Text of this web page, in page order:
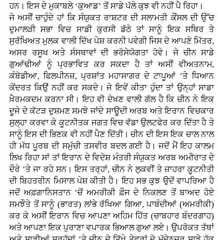
ਹਨ। ਇਸ ਦੇ ਮੁਕਾਬਲੇ ‘ਕੁਆਡ’ ਤੋਂ ਸਾਡੇ ਪੱਲੇ ਕੁਝ ਵੀ ਨਹੀਂ ਪੈ ਰਿਹਾ।
ਜੇ ਅਸੀਂ ਚਾਹੁੰਦੇ ਹਾਂ ਕਿ ਸੰਯੁਕਤ ਰਾਸ਼ਟਰ ਦੀ ਸਲਾਮਤੀ ਕੌਂਸਲ ਦੀ ਉੱਚ
ਦੁਮਾਲੜੀ ਸਭਾ ਵਿਚ ਸਾਡੀ ਕੁਰਸੀ ਡੱਠੇ ਤਾਂ ਸਾਨੂੰ ਇਕ ਸਥਿਰ ਤੇ
ਸੁਰੱਖਿਅਤ ਮੁਲਕ ਵਾਲੀ ਦਿੱਖ ਪੇਸ਼ ਕਰਨੀ ਪਵੇਗੀ ਜਿਸ ਦੇ ਆਪਣੇ ਮਿੱਤਰ,
ਅਸਰ ਰਸੂਖ ਅਤੇ ਸੰਸਥਾਵਾਂ ਦੀ ਭਰੋਸੇਯੋਗਤਾ ਹੋਵੇ। ਜੇ ਚੀਨ ਸਾਡੇ
ਗੁਆਂਢੀਆਂ ਨੂੰ ਪ੍ਰਭਾਵਿਤ ਕਰ ਸਕਦਾ ਹੈ ਤਾਂ ਅਸੀਂ ਵੀਅਤਨਾਮ,
ਕੰਬੋਡੀਆ, ਫਿਲਪੀਨਜ਼, ਪ੍ਰਸ਼ਾਂਤ ਮਹਾਸਾਗਰ ਦੇ ਟਾਪੂਆਂ ’ਤੇ ਧਿਆਨ
ਕੇਂਦਰਤ ਕਿਉਂ ਨਹੀਂ ਕਰ ਸਕਦੇ। ਜੇ ਇਵੇਂ ਕੀਤਾ ਹੁੰਦਾ ਤਾਂ ਉਨ੍ਹਾਂ ਸਾਡਾ
ਖ਼ੈਰਮਕਦਮ ਕਰਨਾ ਸੀ। ਇਹ ਵੀ ਦੇਖਣ ਵਾਲੀ ਗੱਲ ਹੈ ਕਿ ਚੀਨ ਨੇ ਇਕ
ਦੂਜੇ ਦੇ ਕੱਟੜ ਦੁਸ਼ਮਣ ਸਮਝੇ ਜਾਂਦੇ ਸਾਊਦੀ ਅਰਬ ਅਤੇ ਇਰਾਨ ਵਿਚਕਾਰ
ਸੁਲ੍ਹਾ ਕਰਵਾ ਕੇ ਕੂਟਨੀਤਕ ਜਗਤ ਵਿਚ ਵੱਡਾ ਉਲਟਫੇਰ ਕਰ ਦਿੱਤਾ ਹੈ ਤੇ
ਸਾਨੂੰ ਇਸ ਦੀ ਭਿਣਕ ਵੀ ਨਹੀਂ ਪੈਣ ਦਿੱਤੀ। ਚੀਨ ਦੀ ਇਸ ਇਕ ਚਾਲ ਨਾਲ
ਹੀ ਮੱਧ ਪੂਰਬ ਦੀ ਸਮੁੱਚੀ ਤਸਵੀਰ ਬਦਲ ਗਈ ਹੈ। ਜਦੋਂ ਮੈਂ ਇਹ ਕਾਲਮ
ਲਿਖ ਰਿਹਾ ਸਾਂ ਤਾਂ ਇਰਾਨ ਦੇ ਵਿਦੇਸ਼ ਮੰਤਰੀ ਸੰਯੁਕਤ ਅਰਬ ਅਮੀਰਾਤ ਦੇ
ਦੌਰੇ ’ਤੇ ਜਾ ਰਹੇ ਸਨ। ਇਸ ਤਰ੍ਹਾਂ, ਚੀਨ ਨੇ ਲੁਕਵੀਂ ਤੇ ਜ਼ਾਹਰਾ ਕੂਟਨੀਤੀ
ਦੀ ਬਿਹਤਰੀਨ ਮਿਸਾਲ ਪੇਸ਼ ਕੀਤੀ ਹੈ। ਇਹ ਸਭ ਕੁਝ ਉਦੋਂ ਵਾਪਰਿਆ ਹੈ
ਜਦੋਂ ਅਫ਼ਗਾਨਿਸਤਾਨ ’ਚੋਂ ਅਮਰੀਕੀ ਫ਼ੌਜ ਦੇ ਨਿਕਲਣ ਤੋਂ ਬਾਅਦ ਹੋਏ
ਸਮਝੌਤੇ ਤੋਂ ਸਾਨੂੰ (ਭਾਰਤ) ਲਾਂਭੇ ਰੱਖਿਆ ਗਿਆ, ਪਾਬੰਦੀਆਂ (ਅਮਰੀਕੀ)
ਕਰ ਕੇ ਅਸੀਂ ਇਰਾਨ ਵਿਚ ਆਪਣਾ ਅਹਿਮ ਹਿੱਤ (ਚਾਬਹਾਰ ਬੰਦਰਗਾਹ)
ਅਤੇ ਆਪਣਾ ਇਕ ਪੁਰਾਣਾ ਵਪਾਰਕ ਭਿਆਲ ਗੁਆ ਲਏ। ਉਪਰੋਕਤ ਤੱਥਾਂ